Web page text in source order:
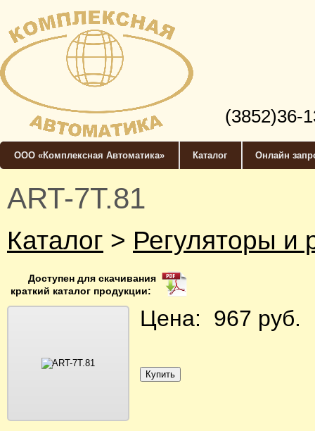
(3852)36-
ООО «Комплексная Автоматика» Каталог Онлайн
ART-7T.81
Каталог > Регуляторы и
Доступен для скачивания
краткий каталог продукции:
Цена: 967 руб.